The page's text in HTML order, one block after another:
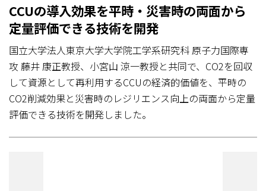
CCUの導入効果を平時・災害時の両面から
定量評価できる技術を開発
国立大学法人東京大学大学院工学系研究科 原子力国際専
攻 藤井 康正教授、小宮山 涼一教授と共同で、CO2を回収
して資源として再利用するCCUの経済的価値を、平時の
CO2削減効果と災害時のレジリエンス向上の両面から定量
評価できる技術を開発しました。